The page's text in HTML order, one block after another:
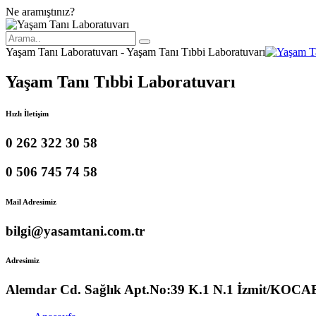
Ne aramıştınız?
Yaşam Tanı Laboratuvarı - Yaşam Tanı Tıbbi Laboratuvarı
Yaşam Tanı Tıbbi Laboratuvarı
Hızlı İletişim
0 262 322 30 58
0 506 745 74 58
Mail Adresimiz
bilgi@yasamtani.com.tr
Adresimiz
Alemdar Cd. Sağlık Apt.No:39 K.1 N.1 İzmit/